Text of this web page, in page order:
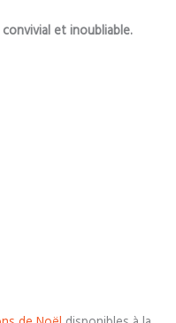
et inoubliable.